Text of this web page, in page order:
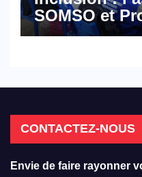
SOMSO et
militent en
CONTACTEZ-NOUS
Envie de faire rayonner